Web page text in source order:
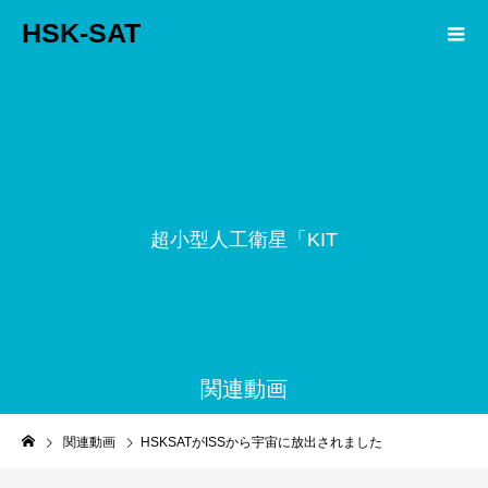
HSK-SAT
関連動画
超小 型人工衛星「 KITS
関連動画 HSKSATがISSから宇宙に放出されました